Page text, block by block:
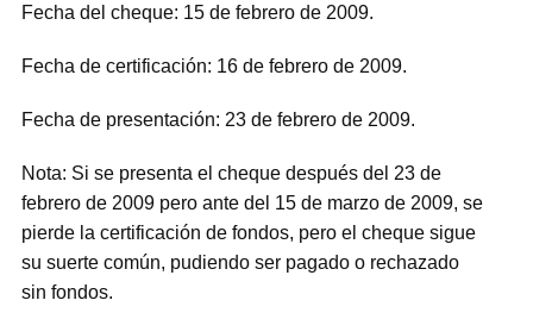
Fecha del cheque: 15 de febrero de 2009.
Fecha de certificación: 16 de febrero de 2009.
Fecha de presentación: 23 de febrero de 2009.
Nota: Si se presenta el cheque después del 23 de
febrero de 2009 pero ante del 15 de marzo de 2009, se
pierde la certificación de fondos, pero el cheque sigue
su suerte común, pudiendo ser pagado o rechazado
sin fondos.